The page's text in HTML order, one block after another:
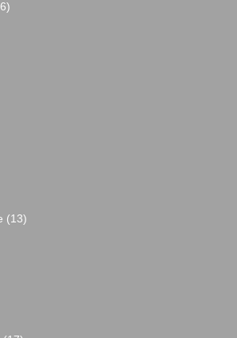
(13)